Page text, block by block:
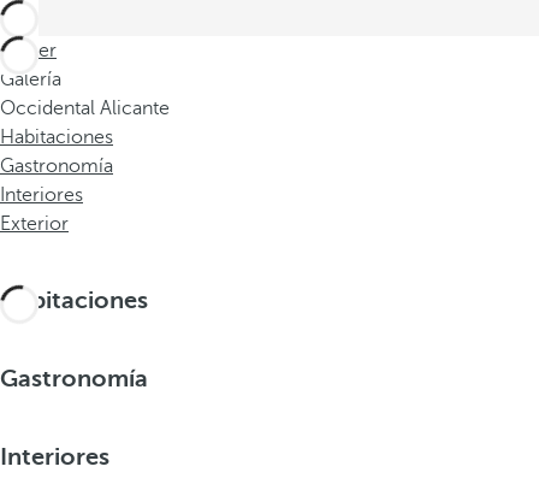
Volver
Galería
Occidental Alicante
Habitaciones
Gastronomía
Interiores
Exterior
Habitaciones
Gastronomía
Interiores